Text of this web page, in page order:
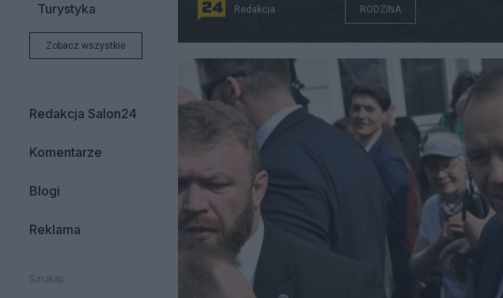
Turystyka
Zobacz wszystkie
Redakcja Salon24
Komentarze
Blogi
Reklama
Szukaj:
Redakcja RODZINA